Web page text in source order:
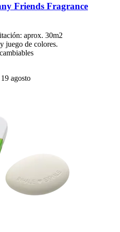
Friends Fragrance
aprox. 30m2
juego de colores.
agosto